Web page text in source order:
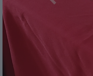
Précédent